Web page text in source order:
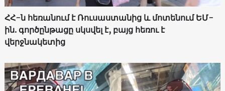
ՀՀ-ն հեռանում է Ռուսաստանից և մոտենում ԵՄ-
ին. գործընթացը սկսվել է, բայց հեռու է
վերջնակետից